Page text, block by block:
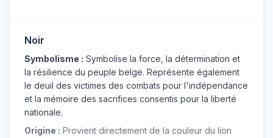
Noir
Symbolisme : Symbolise la force, la détermination et
la résilience du peuple belge. Représente également
le deuil des victimes des combats pour l'indépendance
et la mémoire des sacrifices consentis pour la liberté
nationale.
Origine : Provient directement de la couleur du lion